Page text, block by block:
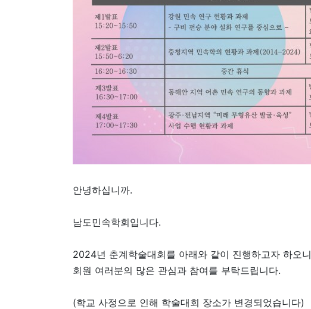
안녕하십니까.
남도민속학회입니다.
2024년 춘계학술대회를 아래와 같이 진행하고자 하오니
회원 여러분의 많은 관심과 참여를 부탁드립니다.
(학교 사정으로 인해 학술대회 장소가 변경되었습니다)